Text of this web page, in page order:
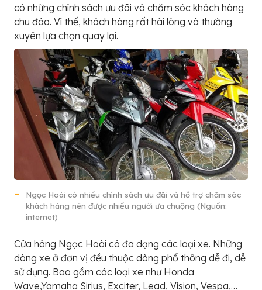
có những chính sách ưu đãi và chăm sóc khách hàng
chu đáo. Vì thế, khách hàng rất hài lòng và thường
xuyên lựa chọn quay lại.
Ngọc Hoài có nhiều chính sách ưu đãi và hỗ trợ chăm sóc
khách hàng nên được nhiều người ưa chuộng (Nguồn:
internet)
Cửa hàng Ngọc Hoài có đa dạng các loại xe. Những
dòng xe ở đơn vị đều thuộc dòng phổ thông dễ đi, dễ
sử dụng. Bao gồm các loại xe như Honda
Wave,Yamaha Sirius, Exciter, Lead, Vision, Vespa,…